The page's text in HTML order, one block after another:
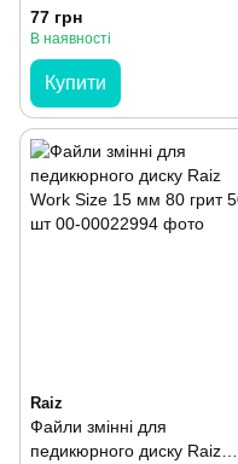
Work Size 15 мм 180 грит
50 шт
77 грн
В наявності
Купити
Raiz
Файли змінні для
педикюрного диску Raiz